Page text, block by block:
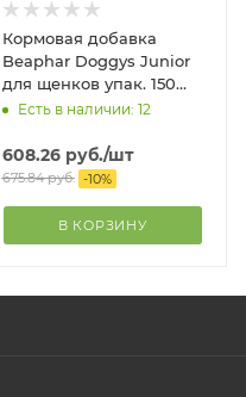
Кормовая добавка
Beaphar Doggys Junior
для щенков упак. 150
таб.Есть в наличии: 12
608.26руб./шт
675.84руб. -10%
В КОРЗИНУ